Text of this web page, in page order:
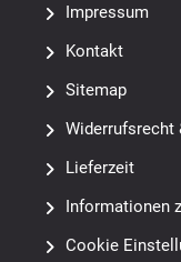
Impressum
Kontakt
Sitemap
Widerrufsrecht
Lieferzeit
Informationen
Cookie